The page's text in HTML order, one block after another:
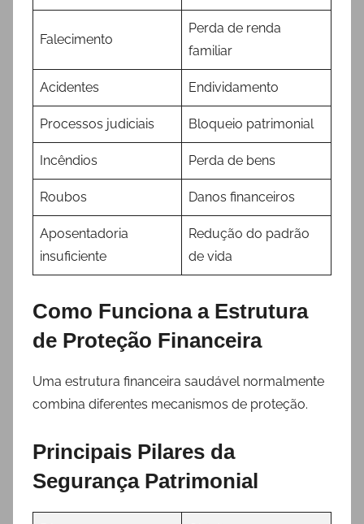
Falecimento
Perda de renda
familiar
Acidentes Endividamento
Processos judiciais Bloqueio patrimonial
Incêndios Perda de bens
Roubos Danos financeiros
Aposentadoria
insuficiente
Redução do padrão
de vida
Como Funciona a Estrutura
de Proteção Financeira
Uma estrutura financeira saudável normalmente
combina diferentes mecanismos de proteção.
Principais Pilares da
Segurança Patrimonial